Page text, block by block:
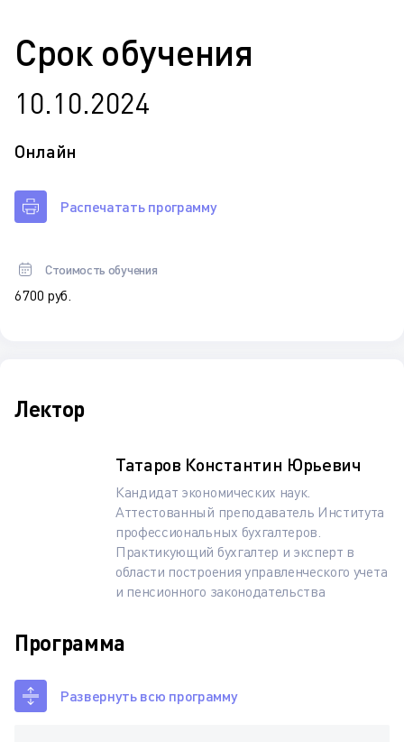
Срок обучения
10.10.2024
Онлайн
Распечатать программу
Стоимость обучения
6 700 руб.
Лектор
Татаров Константин Юрьевич
Кандидат экономических наук.
Аттестованный преподаватель Института
профессиональных бухгалтеров.
Практикующий бухгалтер и эксперт в
области построения управленческого учета
и пенсионного законодательства
Программа
Развернуть всю программу